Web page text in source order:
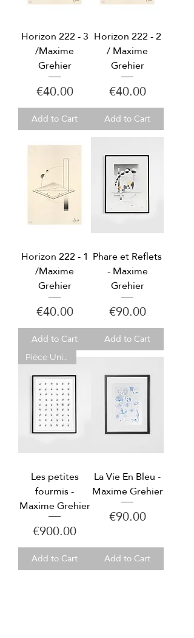
Horizon 222 - 3
/Maxime
Grehier
Price
€40.00
Add to Cart
Horizon 222 - 2
/ Maxime
Grehier
Price
€40.00
Add to Cart
Horizon 222 - 1
/Maxime
Grehier
Price
€40.00
Add to Cart
Phare et Reflets
- Maxime
Grehier
Price
€90.00
Add to Cart
Les petites
fourmis -
Maxime Grehier
Price
€900.00
Add to Cart
La Vie En Bleu -
Maxime Grehier
Price
€90.00
Add to Cart